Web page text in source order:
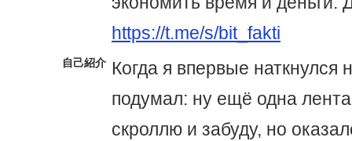
https://t.me/s/bit_fakti
自己紹介 Когда я впервые наткнулся
подумал: ну ещё одна
скроллю и забуду, но